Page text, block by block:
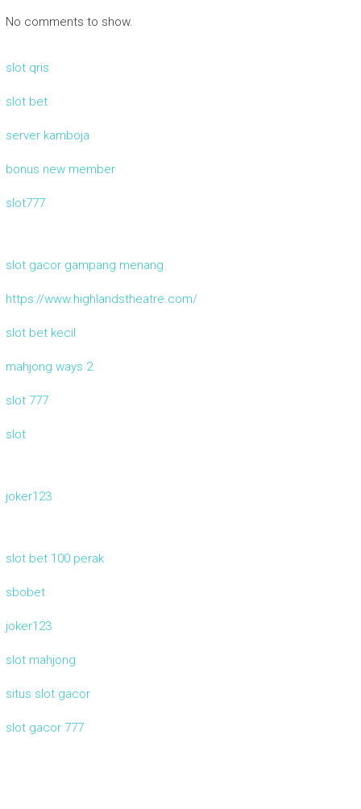
No comments to show.
slot qris
slot bet
server kamboja
bonus new member
slot777
slot gacor gampang menang
https://www.highlandstheatre.com/
slot bet kecil
mahjong ways 2
slot 777
slot
joker123
slot bet 100 perak
sbobet
joker123
slot mahjong
situs slot gacor
slot gacor 777